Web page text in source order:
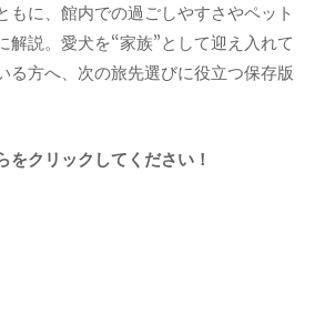
もに、館内での過ごしやすさやペット
解説。愛犬を“家族”として迎え入れて
る方へ、次の旅先選びに役立つ保存版
クリックしてください！